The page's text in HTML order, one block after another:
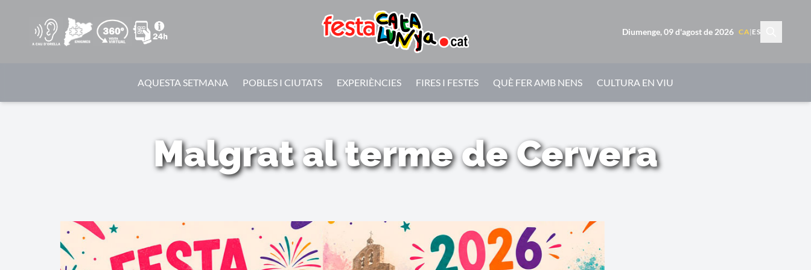
Diumenge, 09 d'agost de 2026 CA| ES
AQUESTA SETMANA POBLES I CIUTATS EXPERIÈNCIES FIRES I FESTES QUÈ FER AMB NENS CULTURA EN VIU
Malgrat al terme de Cervera